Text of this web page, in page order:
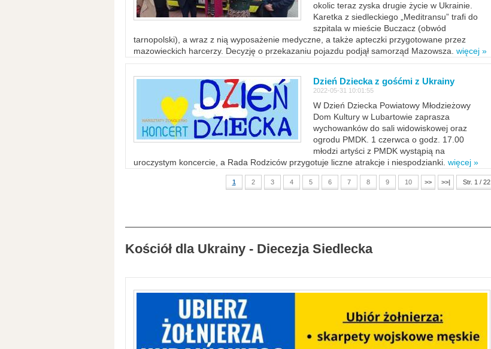
okolic teraz zyska drugie życie w Ukrainie.
Karetka z siedleckiego „Meditransu” trafi do
szpitala w mieście Buczacz (obwód
tarnopolski), a wraz z nią wyposażenie medyczne, a także apteczki przygotowane przez
mazowieckich harcerzy. Decyzję o przekazaniu pojazdu podjął samorząd Mazowsza. więcej »
Dzień Dziecka z gośćmi z Ukrainy
2022-05-31 10:01:55
W Dzień Dziecka Powiatowy Młodzieżowy
Dom Kultury w Lubartowie zaprasza
wychowanków do sali widowiskowej oraz
ogrodu PMDK. 1 czerwca o godz. 17.00
młodzi artyści z PMDK wystąpią na
uroczystym koncercie, a Rada Rodziców przygotuje liczne atrakcje i niespodzianki. więcej »
1 2 3 4 5 6 7 8 9 10 >> >>| Str. 1 / 22
Kościół dla Ukrainy - Diecezja Siedlecka